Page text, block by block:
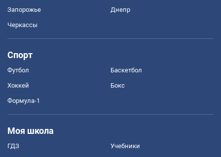
Запорожье Днепр
Черкассы
Спорт
Футбол Баскетбол
Хоккей Бокс
Формула-1
Моя школа
ГДЗ Учебники